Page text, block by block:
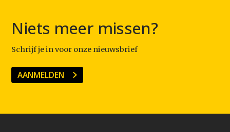
Niets meer missen?
Schrijf je in voor onze nieuwsbrief
AANMELDEN